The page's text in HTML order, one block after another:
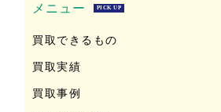
メニュー PICK UP
買取できるもの
買取実績
買取事例